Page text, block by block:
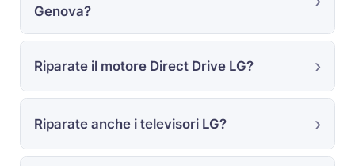
Genova?
Riparate il motore Direct Drive LG?
Riparate anche i televisori LG?